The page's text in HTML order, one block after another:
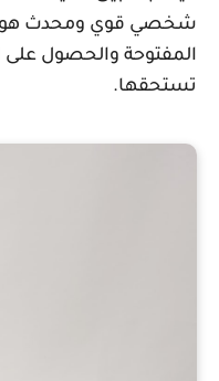
قوي ومحدث هو
والحصول على